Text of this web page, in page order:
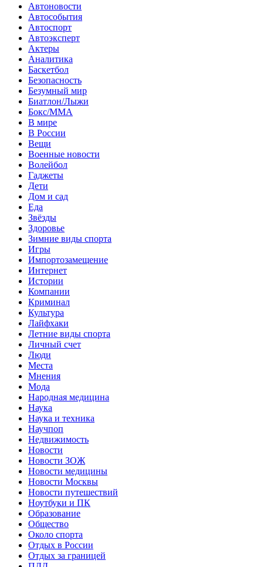
Автоновости
Автособытия
Автоспорт
Автоэксперт
Актеры
Аналитика
Баскетбол
Безопасность
Безумный мир
Биатлон/Лыжи
Бокс/MMA
В мире
В России
Вещи
Военные новости
Волейбол
Гаджеты
Дети
Дом и сад
Еда
Звёзды
Здоровье
Зимние виды спорта
Игры
Импортозамещение
Интернет
Истории
Компании
Криминал
Культура
Лайфхаки
Летние виды спорта
Личный счет
Люди
Места
Мнения
Мода
Народная медицина
Наука
Наука и техника
Научпоп
Недвижимость
Новости
Новости ЗОЖ
Новости медицины
Новости Москвы
Новости путешествий
Ноутбуки и ПК
Образование
Общество
Около спорта
Отдых в России
Отдых за границей